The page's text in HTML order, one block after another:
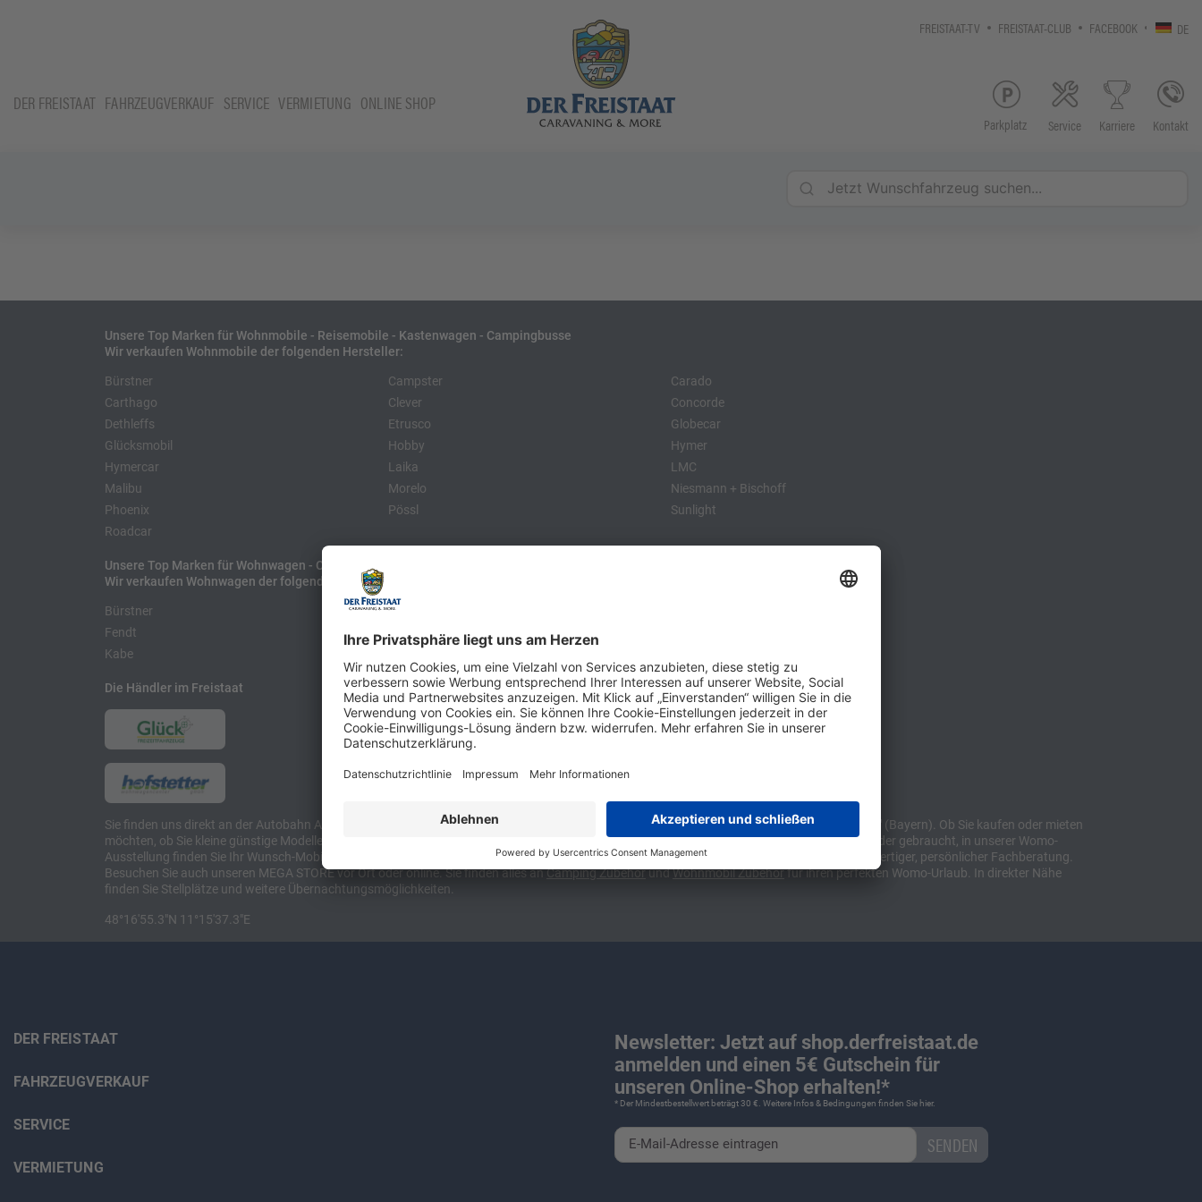
FREISTAAT-TV FREISTAAT-CLUB FACEBOOK DE
DER FREISTAAT FAHRZEUGVERKAUF SERVICE VERMIETUNG ONLINE SHOP
Parkplatz Service Karriere Kontakt
Unsere Top Marken für Wohnmobile - Reisemobile - Kastenwagen - Campingbusse
Wir verkaufen Wohnmobile der folgenden Hersteller:
Bürstner
Carthago
Dethleffs
Glücksmobil
Hymercar
Malibu
Phoenix
Roadcar
Campster
Clever
Etrusco
Hobby
Laika
Morelo
Pössl
Carado
Concorde
Globecar
Hymer
LMC
Niesmann + Bischoff
Sunlight
Unsere Top Marken für Wohnwagen - Caravans
Wir verkaufen Wohnwagen der folgenden Hersteller:
Bürstner
Fendt
Kabe
Hobby
LMC
Die Händler im Freistaat
Sie finden uns direkt an der Autobahn A8 zwischen München und Stuttgart, 10 Minuten vor der Stadtgrenze Münchens, Ausfahrt "Sulzemoos" (Bayern). Ob Sie kaufen oder mieten
möchten, ob Sie kleine günstige Modelle suchen, etwa kompakte Camper Vans, oder den puren Luxus. Ob Caravan oder Wohnmobil, ob neu oder gebraucht, in unserer Womo-
Ausstellung finden Sie Ihr Wunsch-Mobil und alles für Camping und Caravaning! Wohnmobilverkauf und Wohnwagenverkauf inklusive hochwertiger, persönlicher Fachberatung.
Besuchen Sie auch unseren MEGA STORE vor Ort oder online. Sie finden alles anCampingZubehörundWohnmobil Zubehörfür ihren perfekten Womo-Urlaub. In direkter Nähe
finden Sie Stellplätze und weitere Übernachtungsmöglichkeiten.
48°16'55.3"N 11°15'37.3"E
DER FREISTAAT
FAHRZEUGVERKAUF
SERVICE
VERMIETUNG
Newsletter: Jetzt auf shop.derfreistaat.de
anmelden und einen 5€ Gutschein für
unseren Online-Shop erhalten!*
* Der Mindestbestellwert beträgt 30 €. Weitere Infos & Bedingungen finden Sie hier.